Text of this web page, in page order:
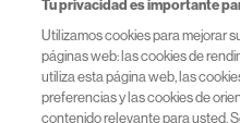
Información útil
Tu privacidad es importante
Utilizamos cookies para mejorar
páginas web: las cookies de
utiliza esta página web, las
preferencias y las cookies de
contenido relevante para usted.